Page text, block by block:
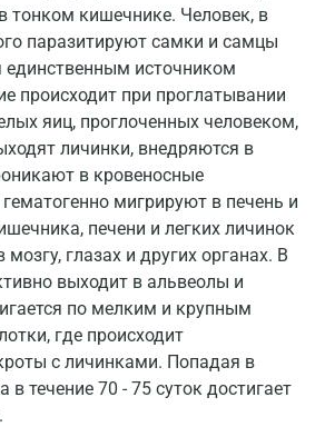
тонком кишечнике. Человек, в
паразитируют самки и самцы
единственным источником
происходит при проглатывании
яиц, проглоченных человеком,
личинки, внедряются в
в кровеносные
мигрируют в печень и
печени и легких личинок
глазах и других органах. В
выходит в альвеолы и
по мелким и крупным
где происходит
с личинками. Попадая в
в течение 70 - 75 суток достигает